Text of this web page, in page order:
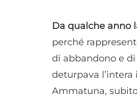
Da qualche anno
perché
di abbandono e
deturpava
Ammatuna,